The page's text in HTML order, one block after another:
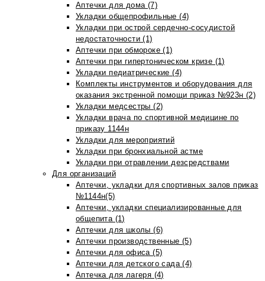
Аптечки для дома (7)
Укладки общепрофильные (4)
Укладки при острой сердечно-сосудистой
недостаточности (1)
Аптечки при обмороке (1)
Аптечки при гипертоническом кризе (1)
Укладки педиатрические (4)
Комплекты инструментов и оборудования для
оказания экстренной помощи приказ №923н (2)
Укладки медсестры (2)
Укладки врача по спортивной медицине по
приказу 1144н
Укладки для мероприятий
Укладки при бронхиальной астме
Укладки при отравлении дезсредствами
Для организаций
Аптечки, укладки для спортивных залов приказ
№1144н(5)
Аптечки, укладки специализированные для
общепита (1)
Аптечки для школы (6)
Аптечки производственные (5)
Аптечки для офиса (5)
Аптечки для детского сада (4)
Аптечка для лагеря (4)